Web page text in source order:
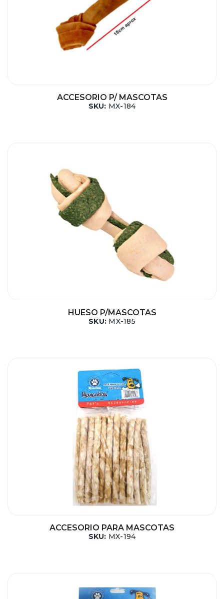
ACCESORIO P/ MASCOTAS
SKU: MX-184
HUESO P/MASCOTAS
SKU: MX-185
ACCESORIO PARA MASCOTAS
SKU: MX-194